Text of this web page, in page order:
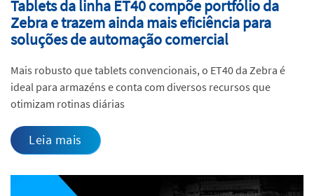
Tablets da linha ET40 compõe portfólio da
Zebra e trazem ainda mais eficiência para
soluções de automação comercial
Mais robusto que tablets convencionais, o ET40 da Zebra é
ideal para armazéns e conta com diversos recursos que
otimizam rotinas diárias
Leia mais